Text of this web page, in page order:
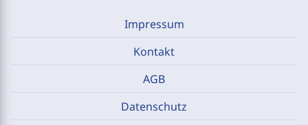
Impressum
Kontakt
AGB
Datenschutz